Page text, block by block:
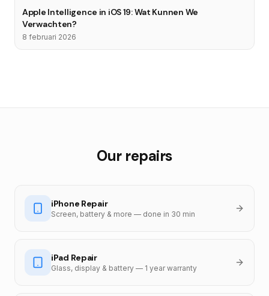
Apple Intelligence in iOS 19: Wat Kunnen We
Verwachten?
8 februari 2026
Our repairs
iPhone Repair
Screen, battery & more — done in 30 min
iPad Repair
Glass, display & battery — 1 year warranty